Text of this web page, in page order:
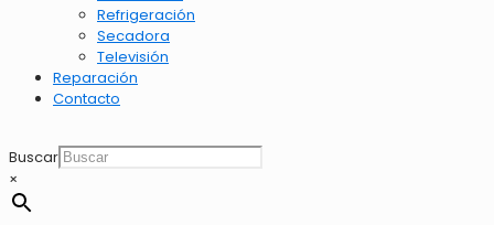
Refrigeración
Secadora
Televisión
Reparación
Contacto
Buscar
×